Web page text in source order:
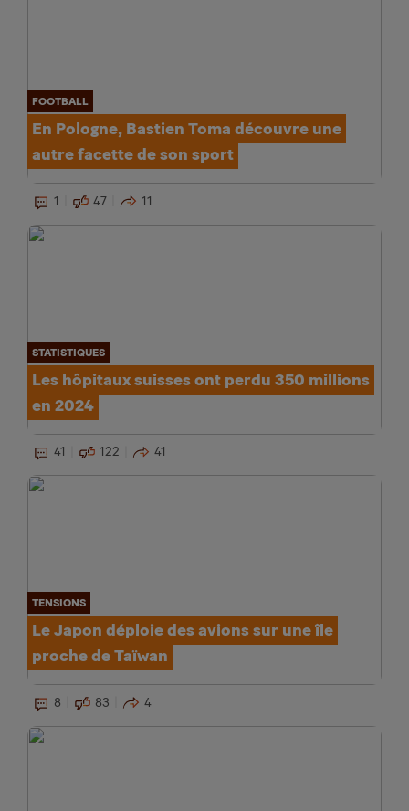
FOOTBALL
En Pologne, Bastien Toma découvre une
autre facette de son sport
1 47 11
STATISTIQUES
Les hôpitaux suisses ont perdu 350 millions
en 2024
41 122 41
TENSIONS
Le Japon déploie des avions sur une île
proche de Taïwan
8 83 4